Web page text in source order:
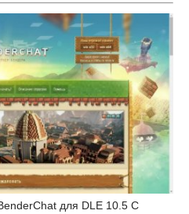
для DLE 10.5 С